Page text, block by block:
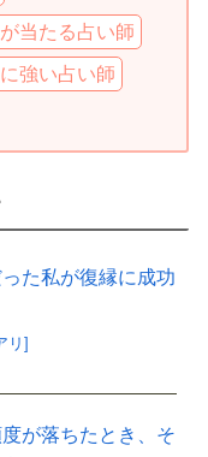
当たる占い師
強い占い師
た私が復縁に成功
リ]
度が落ちたとき、そ